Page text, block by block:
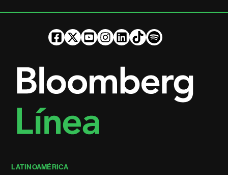
LATINOAMÉRICA